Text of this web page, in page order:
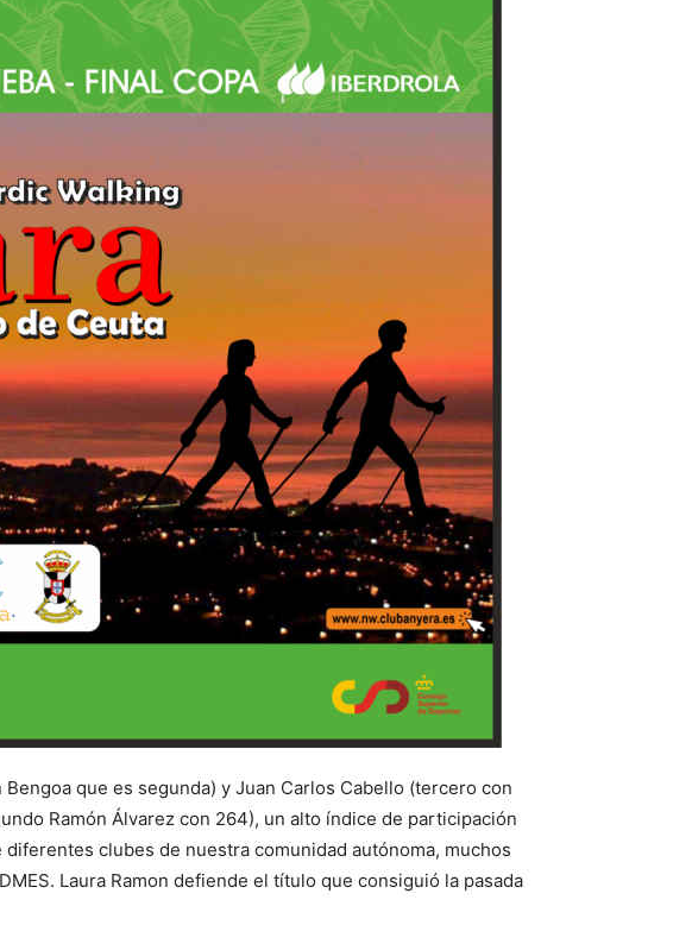
que es segunda) y Juan Carlos Cabello (tercero con
Ramón Álvarez con 264), un alto índice de participación
clubes de nuestra comunidad autónoma, muchos
Laura Ramon defiende el título que consiguió la pasada